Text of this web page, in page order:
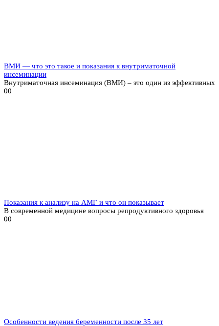
ВМИ — что это такое и показания к внутриматочной
инсеминации
Внутриматочная инсеминация (ВМИ) – это один из эффективных
00
Показания к анализу на АМГ и что он показывает
В современной медицине вопросы репродуктивного здоровья
00
Особенности ведения беременности после 35 лет